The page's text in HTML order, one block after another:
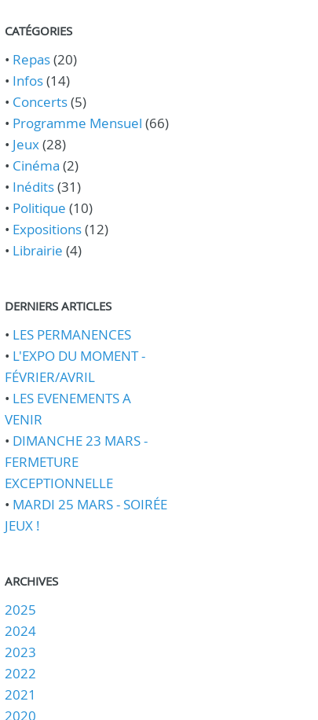
CATÉGORIES
• Repas(20)
• Infos(14)
• Concerts(5)
• Programme Mensuel (66)
• Jeux(28)
• Cinéma (2)
• Inédits(31)
• Politique (10)
• Expositions(12)
• Librairie (4)
DERNIERS ARTICLES
• LES PERMANENCES
• L'EXPO DU MOMENT -
FÉVRIER/AVRIL
• LES EVENEMENTS A
VENIR
• DIMANCHE 23 MARS -
FERMETURE
EXCEPTIONNELLE
• MARDI 25 MARS - SOIRÉE
JEUX !
ARCHIVES
2025
2024
2023
2022
2021
2020